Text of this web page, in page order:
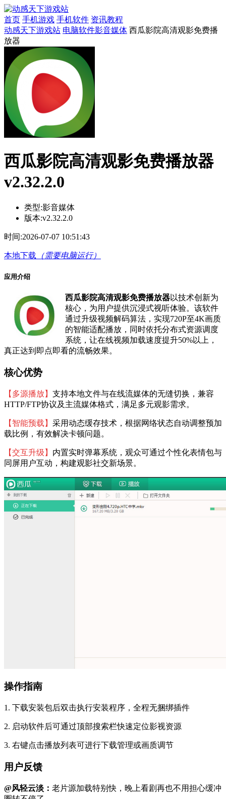
首页 手机游戏 手机软件 资讯教程
动感天下游戏站 电脑软件影音媒体 西瓜影院高清观影免费播
放器
西瓜影院高清观影免费播放器
v2.32.2.0
类型:影音媒体
版本:v2.32.2.0
时间:2026-07-07 10:51:43
本地下载 （需要电脑运行）
应用介绍
西瓜影院高清观影免费播放器以技术创新为
核心，为用户提供沉浸式视听体验。该软件
通过升级视频解码算法，实现720P至4K画质
的智能适配播放，同时依托分布式资源调度
系统，让在线视频加载速度提升50%以上，
真正达到即点即看的流畅效果。
核心优势
【多源播放】 支持本地文件与在线流媒体的无缝切换，兼容
HTTP/FTP协议及主流媒体格式，满足多元观影需求。
【智能预载】 采用动态缓存技术，根据网络状态自动调整预加
载比例，有效解决卡顿问题。
【交互升级】 内置实时弹幕系统，观众可通过个性化表情包与
同屏用户互动，构建观影社交新场景。
操作指南
1. 下载安装包后双击执行安装程序，全程无捆绑插件
2. 启动软件后可通过顶部搜索栏快速定位影视资源
3. 右键点击播放列表可进行下载管理或画质调节
用户反馈
@风轻云淡： 老片源加载特别快，晚上看剧再也不用担心缓冲